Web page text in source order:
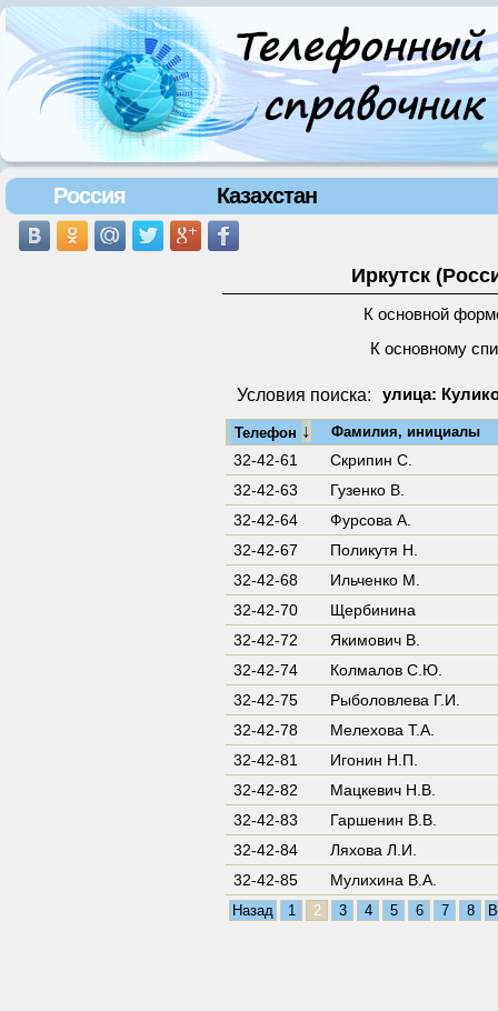
Россия Казахстан
Иркутск
К основной
К основному
Условия поиска: улица:
Телефон ↓ Фамилия, инициалы
32-42-61
Скрипин С.
32-42-63
Гузенко В.
32-42-64
Фурсова А.
32-42-67
Поликутя Н.
32-42-68
Ильченко М.
32-42-70
Щербинина
32-42-72
Якимович В.
32-42-74
Колмалов С.Ю.
32-42-75
Рыболовлева Г.И.
32-42-78
Мелехова Т.А.
32-42-81
Игонин Н.П.
32-42-82
Мацкевич Н.В.
32-42-83
Гаршенин В.В.
32-42-84
Ляхова Л.И.
32-42-85
Мулихина В.А.
Назад 1 2 3 4 5 6 7 8